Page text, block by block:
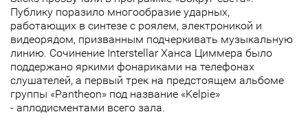
Публику поразило многообразие ударных,
работающих в синтезе с роялем, электроникой и
видеорядом, призванным подчеркивать музыкальную
линию. Сочинение Interstellar Ханса Циммера было
поддержано яркими фонариками на телефонах
слушателей, а первый трек на предстоящем альбоме
группы «Pantheon» под название «Kelpie»
- аплодисментами всего зала.